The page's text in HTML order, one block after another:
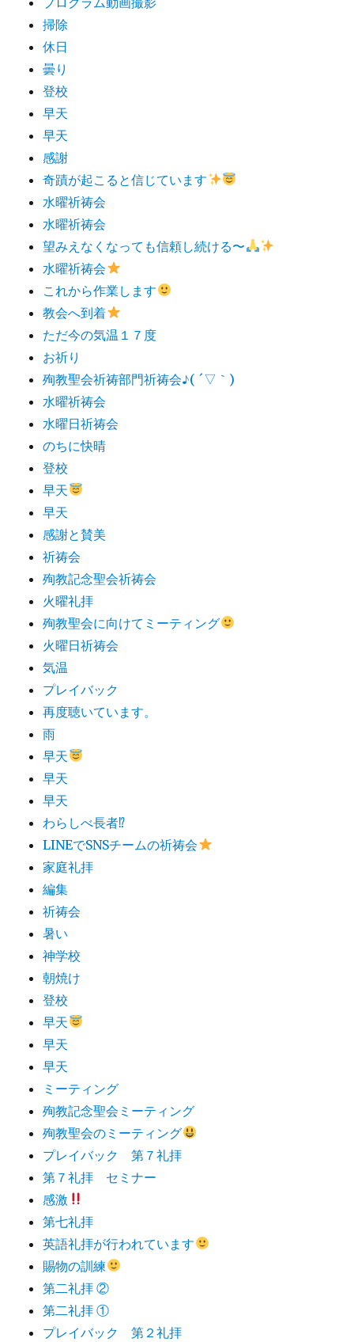
掃除
休日
曇り
登校
早天
早天
感謝
奇蹟が起こると信じています
水曜祈祷会
水曜祈祷会
望みえなくなっても信頼し続ける〜
水曜祈祷会
これから作業します
教会へ到着
ただ今の気温１７度
お祈り
殉教聖会祈祷部門祈祷会♪( ´▽｀)
水曜祈祷会
水曜日祈祷会
のちに快晴
登校
早天
早天
感謝と賛美
祈祷会
殉教記念聖会祈祷会
火曜礼拝
殉教聖会に向けてミーティング
火曜日祈祷会
気温
プレイバック
再度聴いています。
雨
早天
早天
早天
わらしべ長者⁉︎
LINEでSNSチームの祈祷会
家庭礼拝
編集
祈祷会
暑い
神学校
朝焼け
登校
早天
早天
早天
ミーティング
殉教記念聖会ミーティング
殉教聖会のミーティング
プレイバック 第７礼拝
第７礼拝 セミナー
感激
第七礼拝
英語礼拝が行われています
賜物の訓練
第二礼拝 ②
第二礼拝 ①
プレイバック 第２礼拝